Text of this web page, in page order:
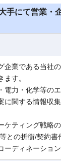
手にて営業・
企業である当社
す。
電力・化学等の
に関する情報収
ケティング戦略
との折衝/契約書
ーディネーション